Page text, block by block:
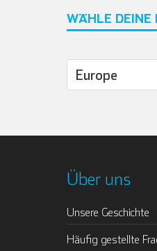
WÄHLE DEINE
Über uns
Unsere Geschichte
Häufig gestellte